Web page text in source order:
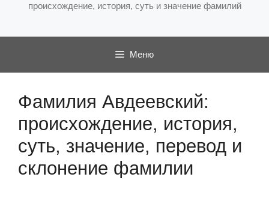
происхождение, история, суть и значение фамилий
Меню
Фамилия Авдеевский:
происхождение, история,
суть, значение, перевод и
склонение фамилии